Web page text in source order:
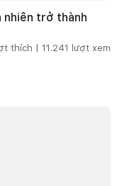
nhiên trở thành
thích | 11.241 lượt xem